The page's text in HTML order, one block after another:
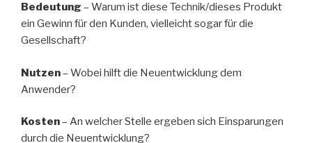
Bedeutung – Warum ist diese Technik/dieses Produkt
ein Gewinn für den Kunden, vielleicht sogar für die
Gesellschaft?
Nutzen– Wobei hilft die Neuentwicklung dem
Anwender?
Kosten– An welcher Stelle ergeben sich Einsparungen
durch die Neuentwicklung?